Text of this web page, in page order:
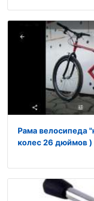
Рама велосипеда
колес 26 дюймов )